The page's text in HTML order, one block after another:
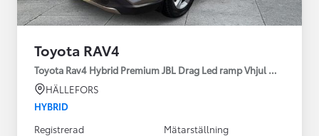
Toyota RAV4
Toyota Rav4 Hybrid Premium JBL Drag Led ramp Vhjul motorv
HÄLLEFORS
HYBRID
Registrerad
Mätarställning